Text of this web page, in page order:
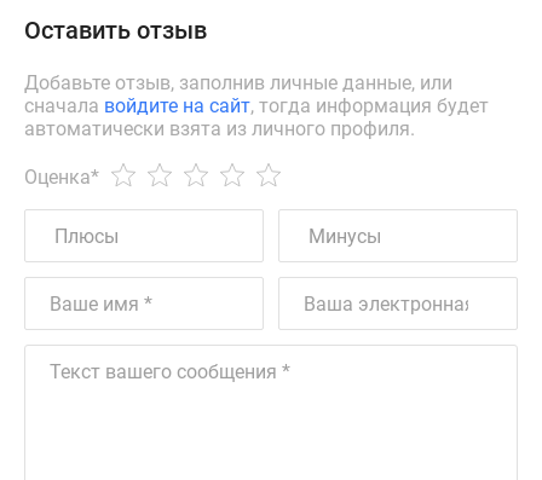
Оставить отзыв
Добавьте отзыв, заполнив личные данные, или
сначала войдите на сайт, тогда информация будет
автоматически взята из личного профиля.
Оценка*